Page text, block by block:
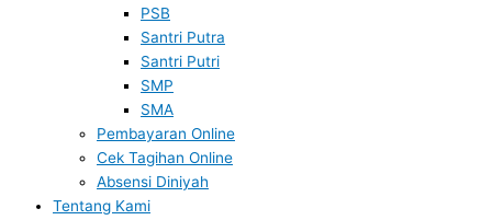
PSB
Santri Putra
Santri Putri
SMP
SMA
Pembayaran Online
Cek Tagihan Online
Absensi Diniyah
Tentang Kami